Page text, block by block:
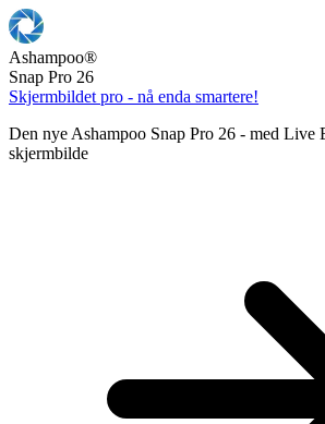
Ashampoo®
Snap Pro 26
Skjermbildet pro - nå enda smartere!
Den nye Ashampoo Snap Pro 26 - med Live
skjermbilde